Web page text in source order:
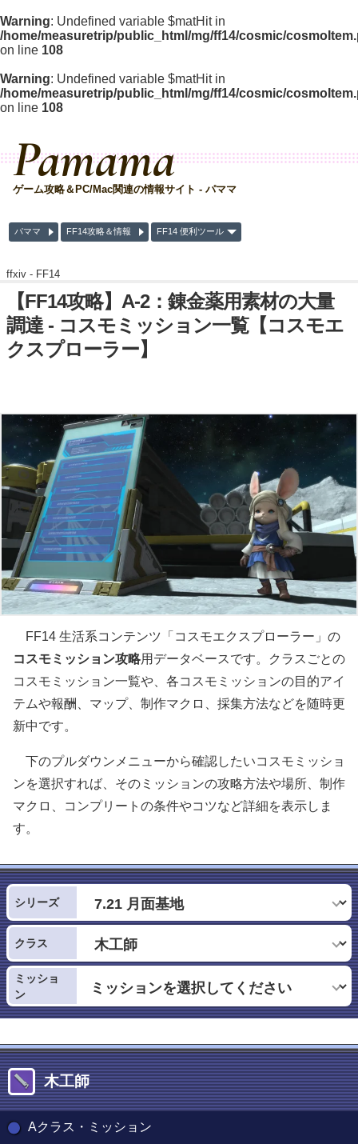
Warning: Undefined variable $matHit in
/home/measuretrip/public_html/mg/ff14/cosmic/
on line 108
Warning: Undefined variable $matHit in
/home/measuretrip/public_html/mg/ff14/cosmic/
on line 108
Pamama
ゲーム攻略＆PC/Mac関連の情報サイト - パママ
パママ FF14攻略＆情報 FF14 便利ツール
ffxiv - FF14
【FF14攻略】A-2：錬金薬用素材の大量
調達 - コスモミッション一覧【コスモエ
クスプローラー】
FF14 生活系コンテンツ「コスモエクスプローラー」の
コスモミッション攻略用データベースです。クラスごとの
コスモミッション一覧や、各コスモミッションの目的アイ
テムや報酬、マップ、制作マクロ、採集方法などを随時更
新中です。
下のプルダウンメニューから確認したいコスモミッショ
ンを選択すれば、そのミッションの攻略方法や場所、制作
マクロ、コンプリートの条件やコツなど詳細を表示しま
す。
シリーズ
クラス
ミッショ
ン
木工師
Aクラス・ミッション